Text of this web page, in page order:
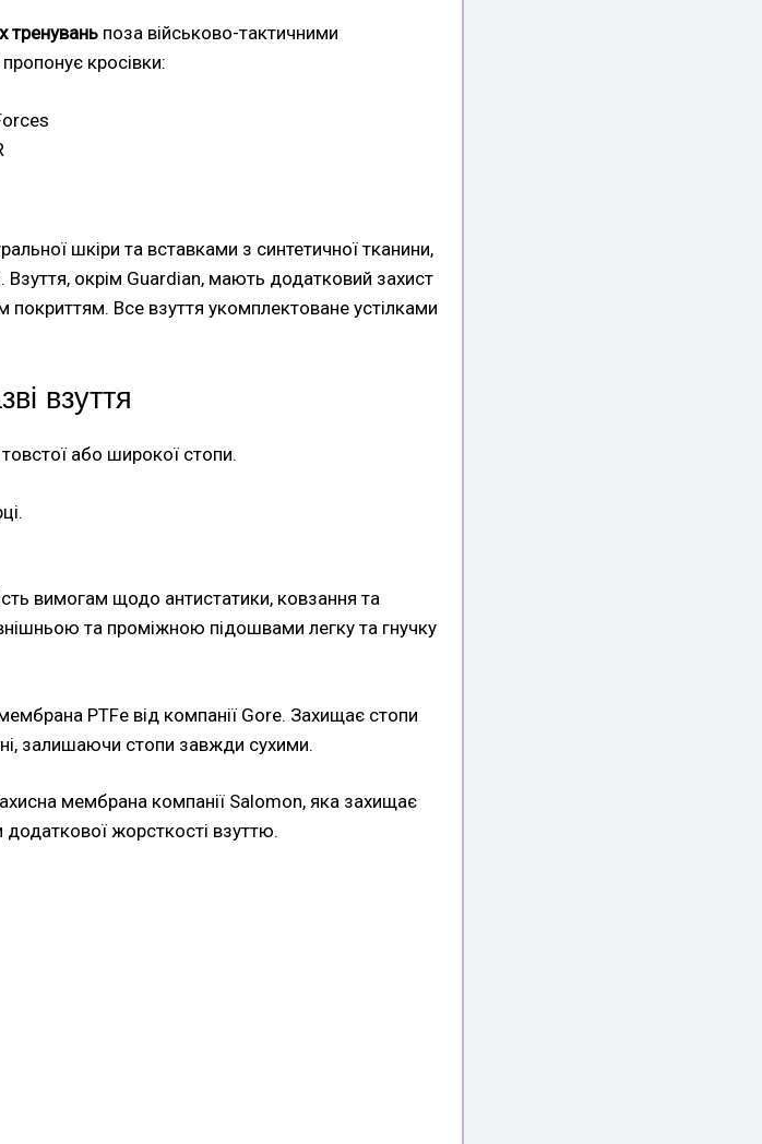
тренуваньпоза військово-тактичними
кросівки:
шкіри та вставками з синтетичної тканини,
Взуття, окрім Guardian, мають додатковий захист
покриттям. Все взуття укомплектоване устілками
взуття
або широкої стопи.
вимогам щодо антистатики, ковзання та
та проміжною підошвами легку та гнучку
PTFe від компанії Gore. Захищає стопи
залишаючи стопи завжди сухими.
мембрана компанії Salomon, яка захищає
жорсткості взуттю.